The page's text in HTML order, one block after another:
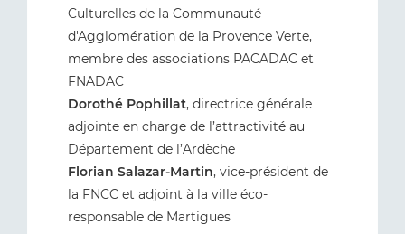
Culturelles de la Communauté
d'Agglomération de la Provence Verte,
membre des associations PACADAC et
FNADAC
Dorothé Pophillat, directrice générale
adjointe en charge de l’attractivité au
Département de l’Ardèche
Florian Salazar-Martin, vice-président de
la FNCC et adjoint à la ville éco-
responsable de Martigues